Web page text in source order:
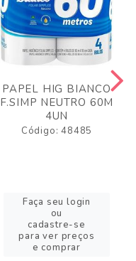
PAPEL HIG BIANCO
F.SIMP NEUTRO 60M
4UN
Código: 48485
Faça seu login
ou
cadastre-se
para ver preços
e comprar